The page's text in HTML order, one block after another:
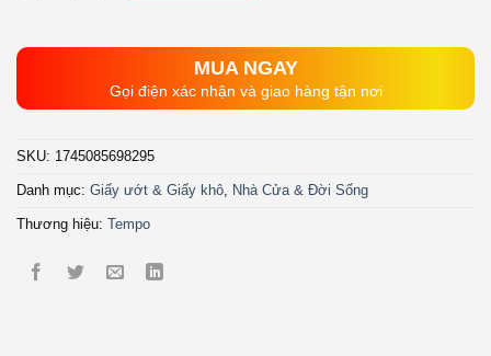
MUA NGAY
Gọi điện xác nhận và giao hàng tận nơi
SKU: 1745085698295
Danh mục: Giấy ướt & Giấy khô, Nhà Cửa & Đời Sống
Thương hiệu: Tempo